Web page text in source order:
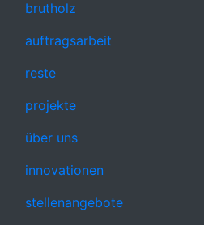
brutholz
auftragsarbeit
reste
projekte
über uns
innovationen
stellenangebote